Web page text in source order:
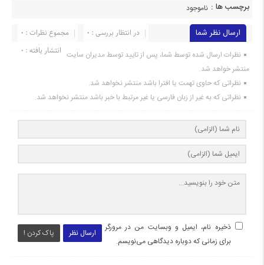
برچسب ها : ناموجود
ارسال نظر شما مجموع نظرات : 0
در انتظار بررسی : 0
انتشار یافته : 0 نظرات ارسال شده توسط شما، پس از تایید توسط مدیران سایت
منتشر خواهد شد.
نظراتی که حاوی تهمت یا افترا باشد منتشر نخواهد شد.
نظراتی که به غیر از زبان فارسی یا غیر مرتبط با خبر باشد منتشر نخواهد شد.
ارسال نظر پاک کردن !
ذخیره نام، ایمیل و وبسایت من در مرورگر
برای زمانی که دوباره دیدگاهی می‌نویسم.